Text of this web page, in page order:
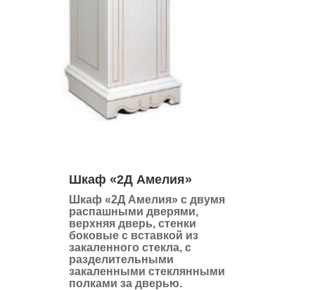
Шкаф «2Д Амелия»
Шкаф «2Д Амелия» с двумя
распашными дверями,
верхняя дверь, стенки
боковые с вставкой из
закаленного стекла, с
разделительными
закаленными стеклянными
полками за дверью.